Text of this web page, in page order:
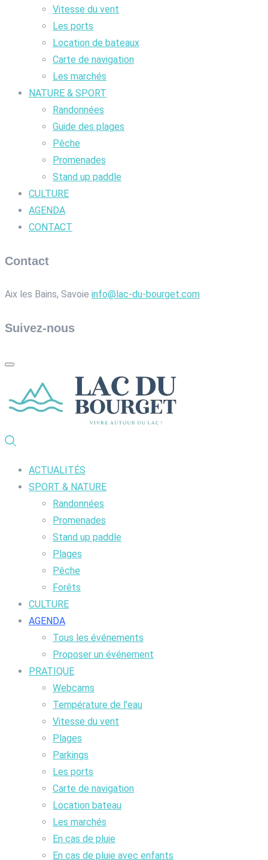
Vitesse du vent
Les ports
Location de bateaux
Carte de navigation
Les marchés
NATURE & SPORT
Randonnées
Guide des plages
Pêche
Promenades
Stand up paddle
CULTURE
AGENDA
CONTACT
Contact
Aix les Bains, Savoie info@lac-du-bourget.com
Suivez-nous
ACTUALITÉS
SPORT & NATURE
Randonnées
Promenades
Stand up paddle
Plages
Pêche
Forêts
CULTURE
AGENDA
Tous les événements
Proposer un événement
PRATIQUE
Webcams
Température de l’eau
Vitesse du vent
Plages
Parkings
Les ports
Carte de navigation
Location bateau
Les marchés
En cas de pluie
En cas de pluie avec enfants